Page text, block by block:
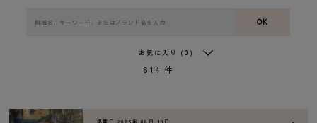
OK
お気に入り (0)
614 件
掲載日 2026年 08月 10日